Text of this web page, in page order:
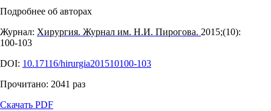
Подробнее об авторах
Журнал: Хирургия. Журнал им. Н.И. Пирогова. 2015;(10):
100‑103
DOI: 10.17116/hirurgia201510100-103
Прочитано: 2041 раз
Скачать PDF